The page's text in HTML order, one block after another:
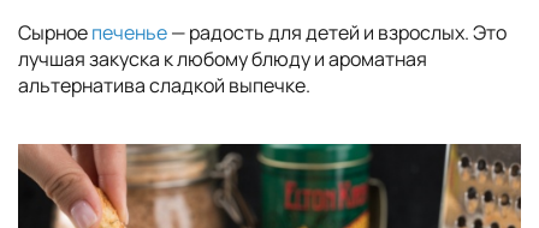
Сырноепеченье— радость для детей и взрослых. Это
лучшая закуска к любому блюду и ароматная
альтернатива сладкой выпечке.